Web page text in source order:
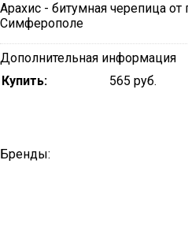
Арахис - битумная черепица от
Симферополе
Дополнительная информация
Купить:
565 руб.
Бренды: